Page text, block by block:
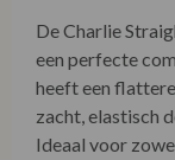
De Charlie
een perfecte
heeft een
zacht, elastisch
Ideaal voor